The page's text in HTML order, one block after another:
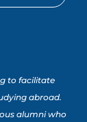
to facilitate
abroad.
alumni who